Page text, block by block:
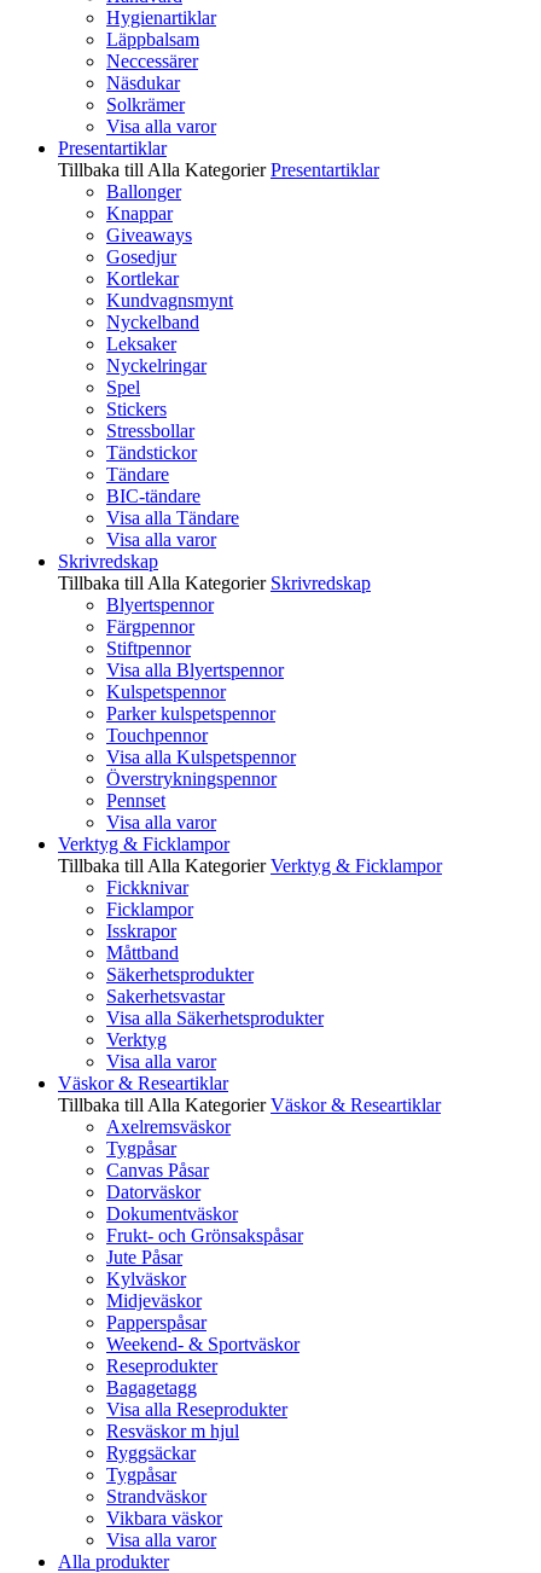
Hygienartiklar
Läppbalsam
Neccessärer
Näsdukar
Solkrämer
Visa alla varor
Presentartiklar
Tillbaka till Alla Kategorier Presentartiklar
Ballonger
Knappar
Giveaways
Gosedjur
Kortlekar
Kundvagnsmynt
Nyckelband
Leksaker
Nyckelringar
Spel
Stickers
Stressbollar
Tändstickor
Tändare
BIC-tändare
Visa alla Tändare
Visa alla varor
Skrivredskap
Tillbaka till Alla Kategorier Skrivredskap
Blyertspennor
Färgpennor
Stiftpennor
Visa alla Blyertspennor
Kulspetspennor
Parker kulspetspennor
Touchpennor
Visa alla Kulspetspennor
Överstrykningspennor
Pennset
Visa alla varor
Verktyg & Ficklampor
Tillbaka till Alla Kategorier Verktyg & Ficklampor
Fickknivar
Ficklampor
Isskrapor
Måttband
Säkerhetsprodukter
Sakerhetsvastar
Visa alla Säkerhetsprodukter
Verktyg
Visa alla varor
Väskor & Researtiklar
Tillbaka till Alla Kategorier Väskor & Researtiklar
Axelremsväskor
Tygpåsar
Canvas Påsar
Datorväskor
Dokumentväskor
Frukt- och Grönsakspåsar
Jute Påsar
Kylväskor
Midjeväskor
Papperspåsar
Weekend- & Sportväskor
Reseprodukter
Bagagetagg
Visa alla Reseprodukter
Resväskor m hjul
Ryggsäckar
Tygpåsar
Strandväskor
Vikbara väskor
Visa alla varor
Alla produkter